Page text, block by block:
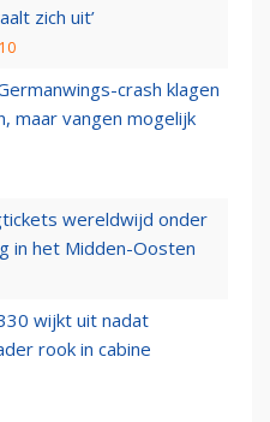
zich uit’
crash klagen
maar vangen mogelijk
wereldwijd onder
in het Midden-Oosten
wijkt uit nadat
rook in cabine